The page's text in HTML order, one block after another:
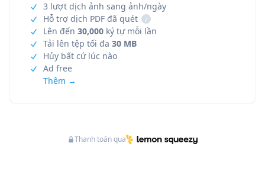
3 lượt dịch ảnh sang ảnh/ngày
Hỗ trợ dịch PDF đã quét
i
Lên đến 30,000 ký tự mỗi lần
Tải lên tệp tối đa 30 MB
Hủy bất cứ lúc nào
Ad free
Thêm →
Thanh toán qua